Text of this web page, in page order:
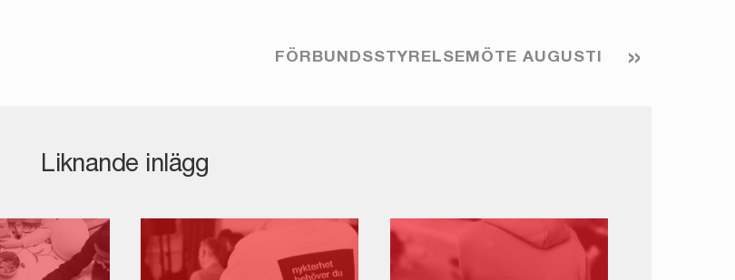
»
FÖRBUNDSSTYRELSEMÖTE AUGUSTI
Liknande inlägg